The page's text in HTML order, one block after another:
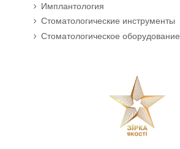
Имплантология
Стоматологические инструменты
Стоматологическое оборудование